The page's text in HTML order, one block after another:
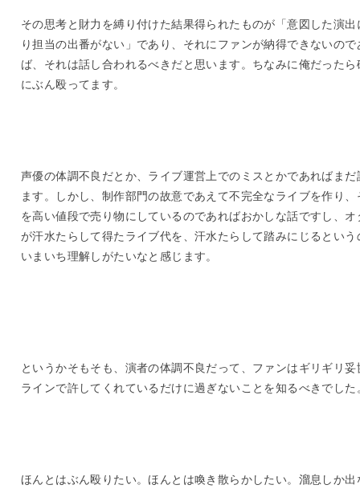
その思考と財力を縛り付けた結果得られたものが「意図した演出
り担当の出番がない」であり、それにファンが納得できないので
ば、それは話し合われるべきだと思います。ちなみに俺だったら
にぶん殴ってます。
声優の体調不良だとか、ライブ運営上でのミスとかであればまだ
ます。しかし、制作部門の故意であえて不完全なライブを作り、
を高い値段で売り物にしているのであればおかしな話ですし、オ
が汗水たらして得たライブ代を、汗水たらして踏みにじるという
いまいち理解しがたいなと感じます。
というかそもそも、演者の体調不良だって、ファンはギリギリ妥
ラインで許してくれているだけに過ぎないことを知るべきでした
ほんとはぶん殴りたい。ほんとは喚き散らかしたい。溜息しか出